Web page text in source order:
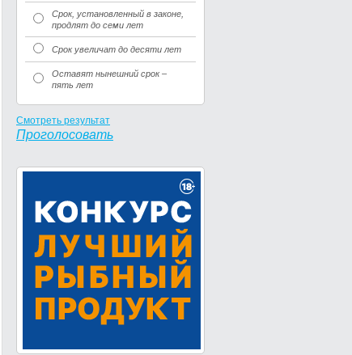
Срок, установленный в законе,
продлят до семи лет
Срок увеличат до десяти лет
Оставят нынешний срок –
пять лет
Смотреть результат
Проголосовать